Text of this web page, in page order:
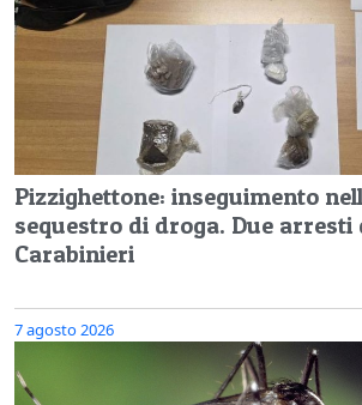
Pizzighettone: inseguimento
sequestro di droga. Due arresti
Carabinieri
7 agosto 2026